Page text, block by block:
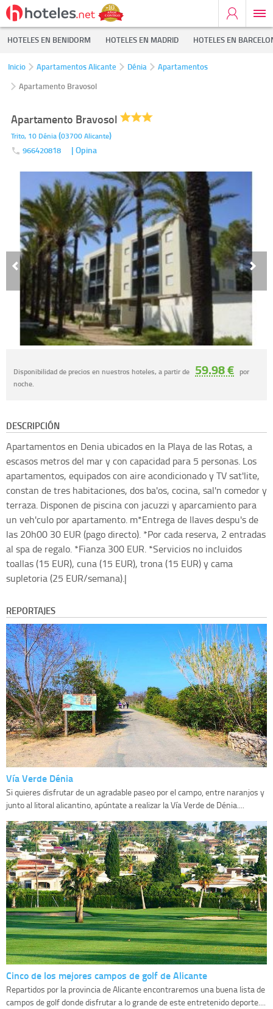
HOTELES EN BENIDORM HOTELES EN MADRID HOTELES EN
Inicio Apartamentos Alicante Dénia
Apartamentos
Apartamento Bravosol
Apartamento Bravosol
Trito, 10 Dénia(03700Alicante)
966420818 | Opina
Disponibilidad de precios en nuestros hoteles, a partir de 59.98 € por
noche.
DESCRIPCIÓN
Apartamentos en Denia ubicados en la Playa de las Rotas, a
escasos metros del mar y con capacidad para 5 personas. Los
apartamentos, equipados con aire acondicionado y TV sat'lite,
constan de tres habitaciones, dos ba'os, cocina, sal'n comedor y
terraza. Disponen de piscina con jacuzzi y aparcamiento para
un veh'culo por apartamento. m*Entrega de llaves despu's de
las 20h00 30 EUR (pago directo). *Por cada reserva, 2 entradas
al spa de regalo. *Fianza 300 EUR. *Servicios no incluidos
toallas (15 EUR), cuna (15 EUR), trona (15 EUR) y cama
supletoria (25 EUR/semana).|
REPORTAJES
Vía Verde Dénia
Si quieres disfrutar de un agradable paseo por el campo, entre naranjos y
junto al litoral alicantino, apúntate a realizar la Vía Verde de Dénia....
Cinco de los mejores campos de golf de Alicante
Repartidos por la provincia de Alicante encontraremos una buena lista de
campos de golf donde disfrutar a lo grande de este entretenido deporte....